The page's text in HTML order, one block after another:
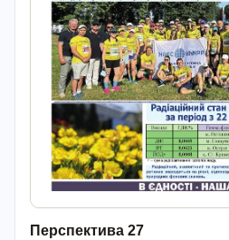
Перспектива 27